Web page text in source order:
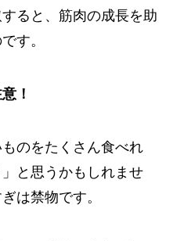
ると、筋肉の成長を助
す。
！
のをたくさん食べれ
と思うかもしれませ
は禁物です。